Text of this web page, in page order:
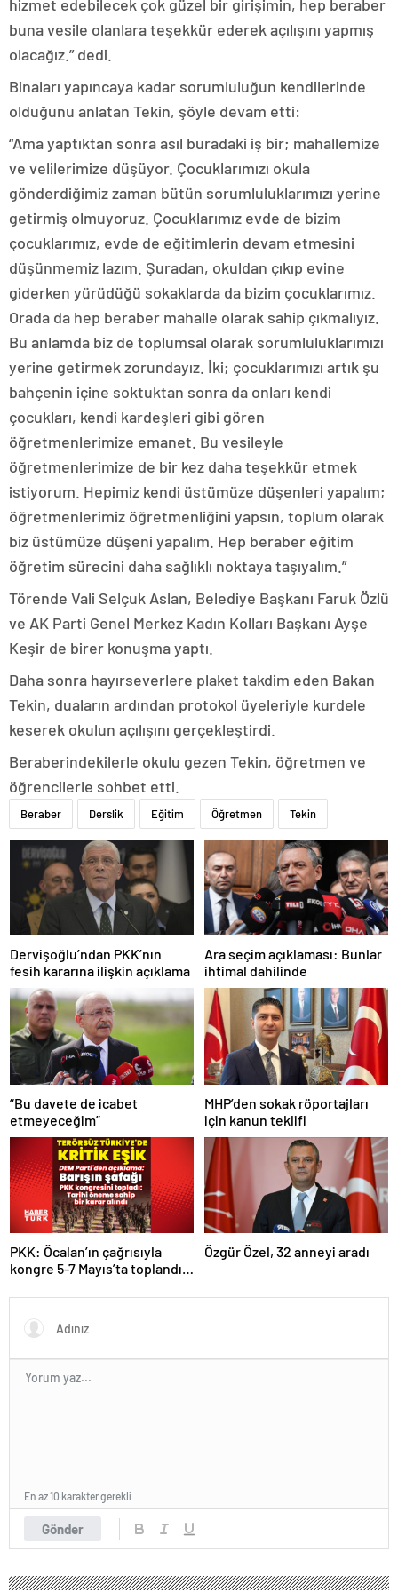
hizmet edebilecek çok güzel bir girişimin, hep beraber
buna vesile olanlara teşekkür ederek açılışını yapmış
olacağız.” dedi.
Binaları yapıncaya kadar sorumluluğun kendilerinde
olduğunu anlatan Tekin, şöyle devam etti:
“Ama yaptıktan sonra asıl buradaki iş bir; mahallemize
ve velilerimize düşüyor. Çocuklarımızı okula
gönderdiğimiz zaman bütün sorumluluklarımızı yerine
getirmiş olmuyoruz. Çocuklarımız evde de bizim
çocuklarımız, evde de eğitimlerin devam etmesini
düşünmemiz lazım. Şuradan, okuldan çıkıp evine
giderken yürüdüğü sokaklarda da bizim çocuklarımız.
Orada da hep beraber mahalle olarak sahip çıkmalıyız.
Bu anlamda biz de toplumsal olarak sorumluluklarımızı
yerine getirmek zorundayız. İki; çocuklarımızı artık şu
bahçenin içine soktuktan sonra da onları kendi
çocukları, kendi kardeşleri gibi gören
öğretmenlerimize emanet. Bu vesileyle
öğretmenlerimize de bir kez daha teşekkür etmek
istiyorum. Hepimiz kendi üstümüze düşenleri yapalım;
öğretmenlerimiz öğretmenliğini yapsın, toplum olarak
biz üstümüze düşeni yapalım. Hep beraber eğitim
öğretim sürecini daha sağlıklı noktaya taşıyalım.”
Törende Vali Selçuk Aslan, Belediye Başkanı Faruk Özlü
ve AK Parti Genel Merkez Kadın Kolları Başkanı Ayşe
Keşir de birer konuşma yaptı.
Daha sonra hayırseverlere plaket takdim eden Bakan
Tekin, duaların ardından protokol üyeleriyle kurdele
keserek okulun açılışını gerçekleştirdi.
Beraberindekilerle okulu gezen Tekin, öğretmen ve
öğrencilerle sohbet etti.
Beraber Derslik Eğitim Öğretmen Tekin
Dervişoğlu’ndan PKK’nın
fesih kararına ilişkin açıklama
Ara seçim açıklaması: Bunlar
ihtimal dahilinde
“Bu davete de icabet
etmeyeceğim”
MHP’den sokak röportajları
için kanun teklifi
PKK: Öcalan’ın çağrısıyla
kongre 5-7 Mayıs’ta toplandı!
Özgür Özel, 32 anneyi aradı
Gönder
En az 10 karakter gerekli